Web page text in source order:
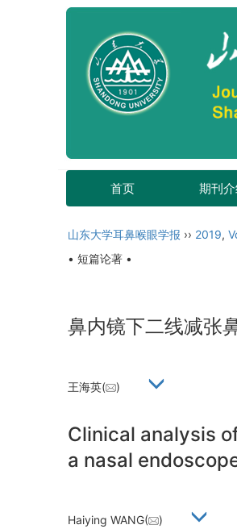
首页 期刊
山东大学耳鼻喉眼学报 ›› 2019,
• 短篇论著 •
鼻内镜下二线减张
王海英( )
Clinical analysis
a nasal
Haiying WANG( )